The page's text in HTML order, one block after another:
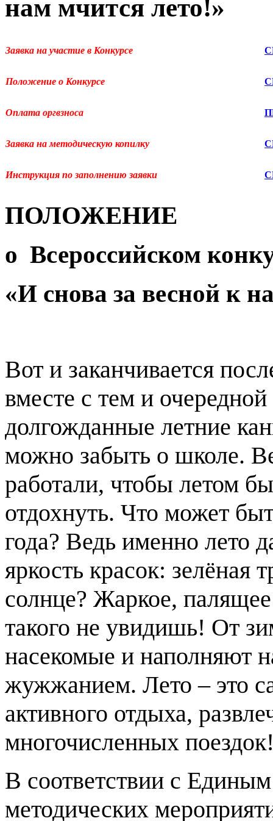
нам мчится лето!»
Заявка на участие в Конкурсе
Положение о Конкурсе
Оплата оргвзноса
Заявка на методическую копилку
Инструкция по заполнению заявки
ПОЛОЖЕНИЕ
о Всероссийском
«И снова за весной к
Вот и заканчивается
вместе с тем и
долгожданные летние
можно забыть о школе.
работали, чтобы летом
отдохнуть. Что может
года? Ведь именно лето
яркость красок: зелёная
солнце? Жаркое,
такого не увидишь! От
насекомые и наполняют
жужжанием. Лето – это
активного отдыха,
многочисленных
В соответствии с
методических